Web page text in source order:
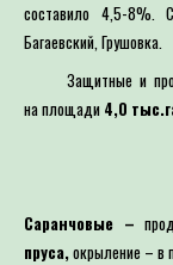
составило 4,5-8%.
Багаевский, Грушовка.
Защитные и
на площади 4,0
Саранчовые –
пруса,окрыление – в